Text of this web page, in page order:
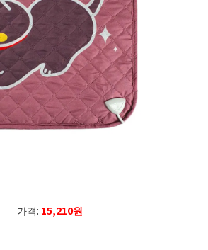
가격: 15,210원